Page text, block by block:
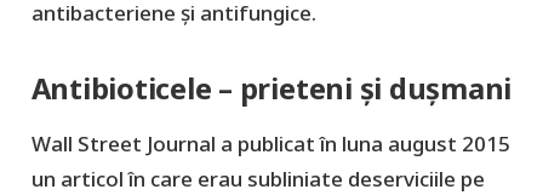
antibacteriene și antifungice.
Antibioticele – prieteni și dușmani
Wall Street Journal a publicat în luna august 2015
un articol în care erau subliniate deserviciile pe